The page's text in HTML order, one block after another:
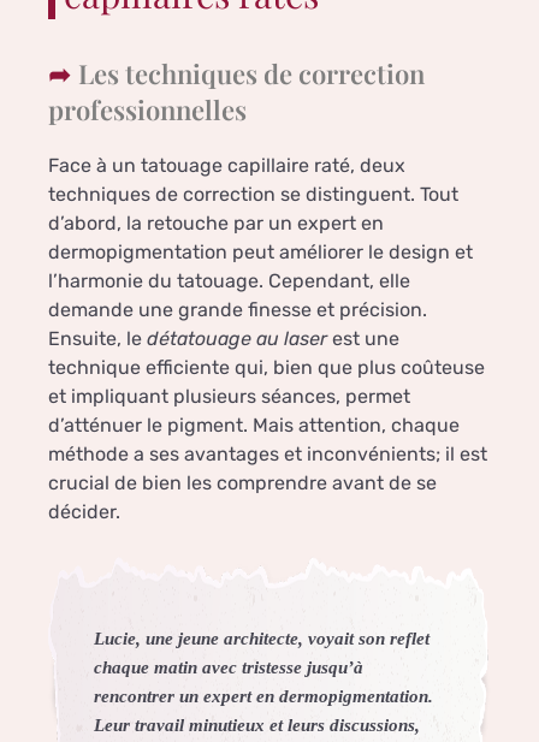
Les techniques de correction
professionnelles
Face à un tatouage capillaire raté, deux
techniques de correction se distinguent. Tout
d’abord, la retouche par un expert en
dermopigmentation peut améliorer le design et
l’harmonie du tatouage. Cependant, elle
demande une grande finesse et précision.
Ensuite, le détatouage au laserest une
technique efficiente qui, bien que plus coûteuse
et impliquant plusieurs séances, permet
d’atténuer le pigment. Mais attention, chaque
méthode a ses avantages et inconvénients; il est
crucial de bien les comprendre avant de se
décider.
Lucie, une jeune architecte, voyait son reflet
chaque matin avec tristesse jusqu’à
rencontrer un expert en dermopigmentation.
Leur travail minutieux et leurs discussions,